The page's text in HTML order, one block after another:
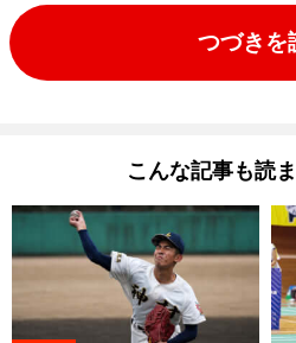
つづきを
こんな記事も読